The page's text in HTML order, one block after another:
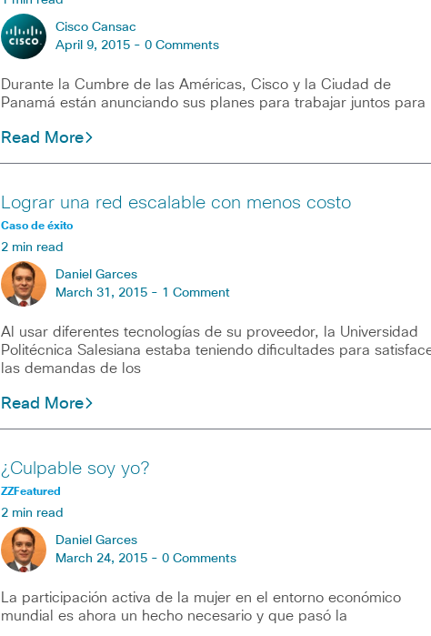
Cisco Cansac
April 9, 2015 - 0 Comments
Durante la Cumbre de las Américas, Cisco y la Ciudad de
Panamá están anunciando sus planes para trabajar juntos para
Read More
Lograr una red escalable con menos costo
Caso de éxito
2 min read
Daniel Garces
March 31, 2015 - 1 Comment
Al usar diferentes tecnologías de su proveedor, la Universidad
Politécnica Salesiana estaba teniendo dificultades para
las demandas de los
Read More
¿Culpable soy yo?
ZZFeatured
2 min read
Daniel Garces
March 24, 2015 - 0 Comments
La participación activa de la mujer en el entorno económico
mundial es ahora un hecho necesario y que pasó la